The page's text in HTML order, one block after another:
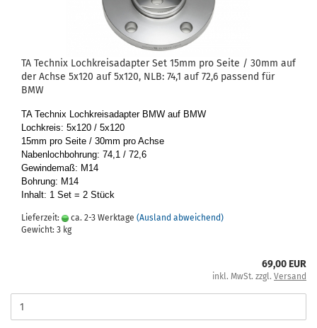
TA Tech­nix Loch­kreis­ad­ap­ter Set 15mm pro Seite / 30mm auf
der Achse 5x120 auf 5x120, NLB: 74,1 auf 72,6 pas­send für
BMW
TA Tech­nix Loch­kreis­ad­ap­ter BMW auf BMW
Loch­kreis: 5x120 / 5x120
15mm pro Seite / 30mm pro Achse
Na­ben­loch­boh­rung: 74,1 / 72,6
Ge­win­de­maß: M14
Boh­rung: M14
In­halt: 1 Set = 2 Stück
Lieferzeit: ca. 2-3 Werktage (Ausland abweichend)
Gewicht: 3 kg
69,00 EUR
inkl. MwSt. zzgl. Versand